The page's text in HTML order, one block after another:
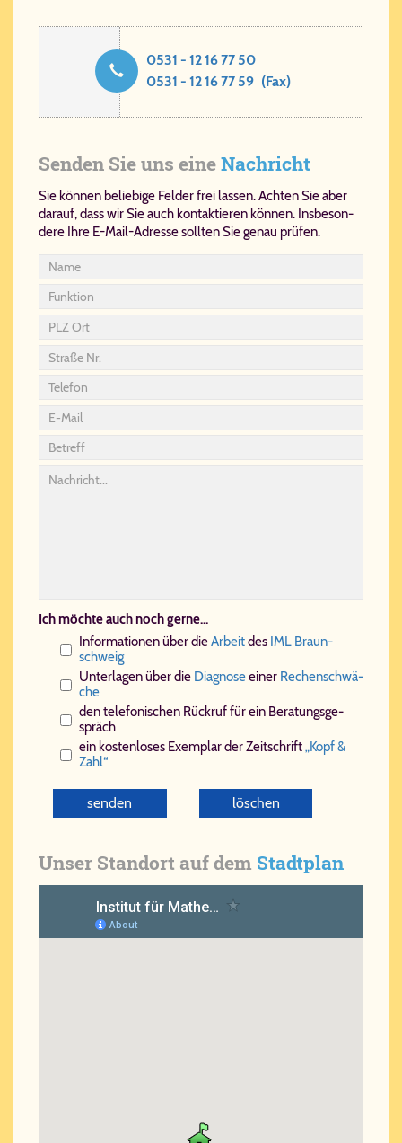
0531 - 12 16 77 50
0531 - 12 16 77 59 (Fax)
Senden Sie uns eineNachricht
Sie kön­nen be­lie­bi­ge Fel­der frei las­sen. Ach­ten Sie aber
dar­auf, dass wir Sie auch kon­tak­tie­ren kön­nen. Ins­be­son­
de­re Ih­re E-Mail-Adres­se soll­ten Sie ge­nau prü­fen.
Ich möchte auch noch gerne...
In­for­ma­ti­o­nen über dieAr­beitdes IML Braun­
schweig
Un­ter­la­gen über die Dia­gno­seei­ner Re­chen­schwä­
che
den te­le­fo­ni­schen Rück­ruf für ein Be­ra­tungs­ge­
spräch
ein kos­ten­lo­ses Exem­plar der Zeit­schrift„Kopf &
Zahl“
Unser Standort auf dem Stadtplan